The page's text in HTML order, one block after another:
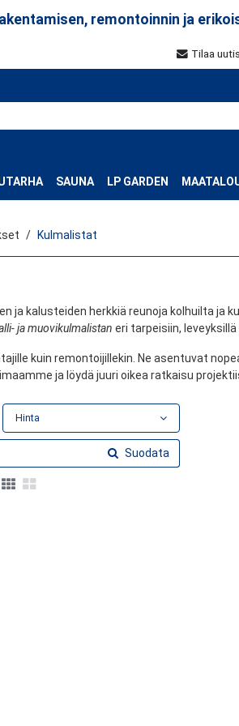
remontoinnin ja
Tilaa
SAUNA LP GARDEN
Kulmalistat
ja kalusteiden herkkiä reunoja kolhuilta
ja muovikulmalistan eri tarpeisiin,
kuin remontoijillekin. Ne asentuvat
ja löydä juuri oikea ratkaisu
Hinta
Suodata